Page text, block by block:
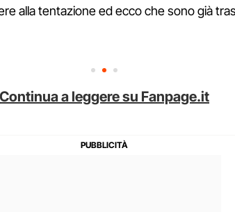
alla tentazione ed ecco che sono già
Continua a leggere su Fanpage.it